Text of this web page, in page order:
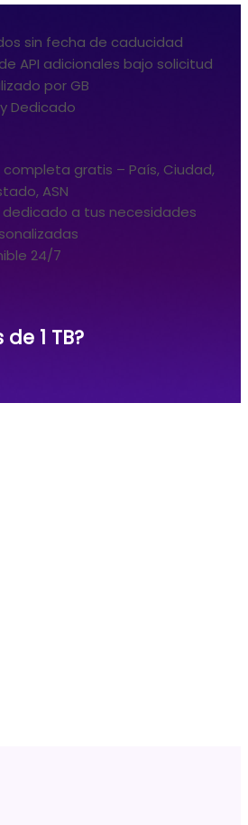
sin fecha de caducidad
API adicionales bajo solicitud
por GB
Dedicado
gratis – País, Ciudad,
ASN
dedicado a tus necesidades
24/7
1 TB?